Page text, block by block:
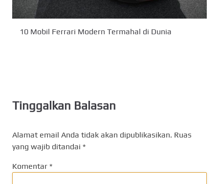
10 Mobil Ferrari Modern Termahal di Dunia
Tinggalkan Balasan
Alamat email Anda tidak akan dipublikasikan. Ruas
yang wajib ditandai *
Komentar *